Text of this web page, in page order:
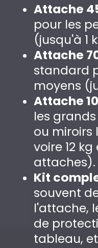
Attache
pour les
(jusqu'à 1
Attache
standard
moyens
Attache
les
ou miroirs
voire 12
attaches).
Kit
souvent
l'attache,
de
tableau,